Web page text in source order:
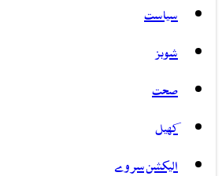
سیاست
شوبز
صحت
کھیل
الیکشن سروے